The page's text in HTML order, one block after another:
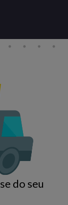
do seu